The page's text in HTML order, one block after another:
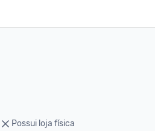
Possui loja física